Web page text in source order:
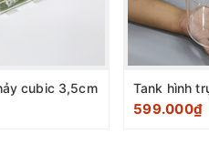
cubic 3,5cm
599.000₫